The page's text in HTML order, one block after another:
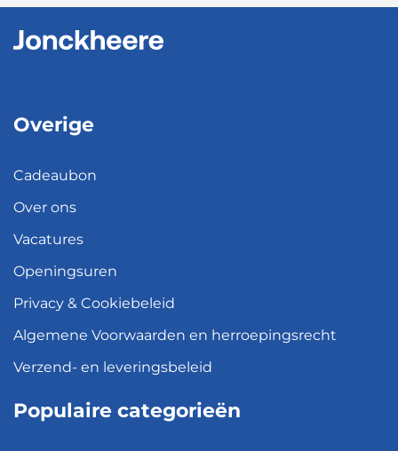
Overige
Cadeaubon
Over ons
Vacatures
Openingsuren
Privacy & Cookiebeleid
Algemene Voorwaarden en herroepingsrecht
Verzend- en leveringsbeleid
Populaire categorieën